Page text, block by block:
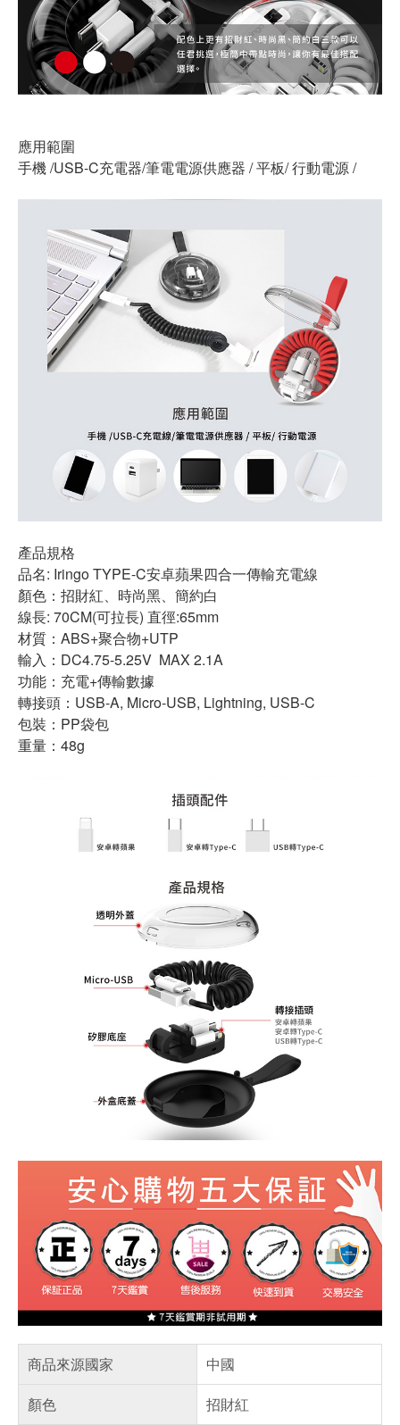
應用範圍
手機 /USB-C充電器/筆電電源供應器 / 平板/ 行動電源 /
產品規格
品名: Iringo TYPE-C安卓蘋果四合一傳輸充電線
顏色：招財紅、時尚黑、簡約白
線長: 70CM(可拉長) 直徑:65mm
材質：ABS+聚合物+UTP
輸入：DC4.75-5.25V MAX 2.1A
功能：充電+傳輸數據
轉接頭：USB-A, Micro-USB, Lightning, USB-C
包裝：PP袋包
重量：48g
商品來源國家
中國
顏色
招財紅